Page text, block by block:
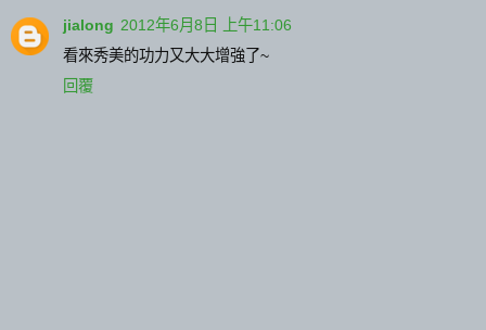
jialong 2012年6月8日 上午11:06
看來秀美的功力又大大增強了~
回覆